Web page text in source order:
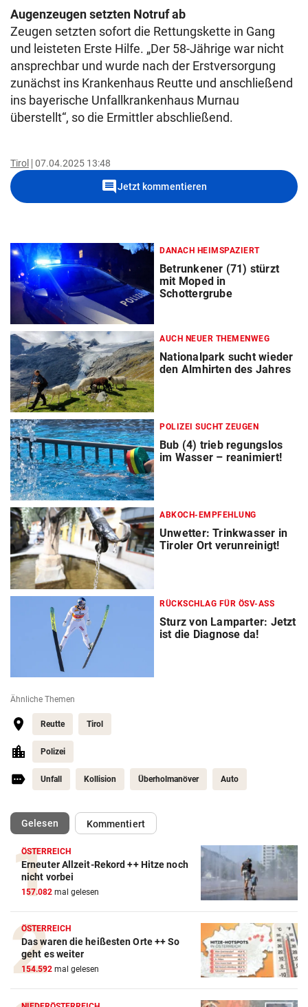
Augenzeugen setzten Notruf ab
Zeugen setzten sofort die Rettungskette in Gang
und leisteten Erste Hilfe. „Der 58-Jährige war nicht
ansprechbar und wurde nach der Erstversorgung
zunächst ins Krankenhaus Reutte und anschließend
ins bayerische Unfallkrankenhaus Murnau
überstellt“, so die Ermittler abschließend.
Tirol 07.04.2025 13:48
commentJetzt kommentieren
DANACH HEIMSPAZIERT
Betrunkener (71) stürzt
mit Moped in
Schottergrube
AUCH NEUER THEMENWEG
Nationalpark sucht wieder
den Almhirten des Jahres
POLIZEI SUCHT ZEUGEN
Bub (4) trieb regungslos
im Wasser – reanimiert!
ABKOCH-EMPFEHLUNG
Unwetter: Trinkwasser in
Tiroler Ort verunreinigt!
RÜCKSCHLAG FÜR ÖSV-ASS
Sturz von Lamparter: Jetzt
ist die Diagnose da!
Ähnliche Themen
Reutte Tirol
Polizei
Unfall Kollision Überholmanöver Auto
Gelesen(ausgewählt)Kommentiert
ÖSTERREICH
Erneuter Allzeit-Rekord ++ Hitze noch
nicht vorbei
157.082 mal gelesen
ÖSTERREICH
Das waren die heißesten Orte ++ So
geht es weiter
154.592 mal gelesen